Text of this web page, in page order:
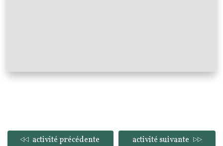
activité précédente activité suivante